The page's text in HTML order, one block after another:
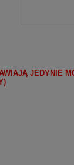
JEDYNIE